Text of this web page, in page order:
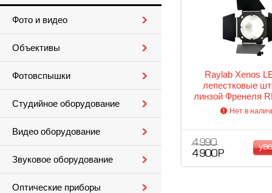
Фото и видео
Объективы
Фотовспышки
Студийное оборудование
Видео оборудование
Звуковое оборудование
Оптические приборы
Raylab Xenos
лепестковые
линзой Френеля
Нет в
4 990
4 900 Р